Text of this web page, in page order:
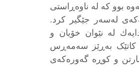
بوو کە لە ناوەڕاستی
لەسەر جێگیر کرد.
لە نێوان خۆیان و
کاتێک بەڕێز سەمەڕس
و کوڕە گەورەکەی